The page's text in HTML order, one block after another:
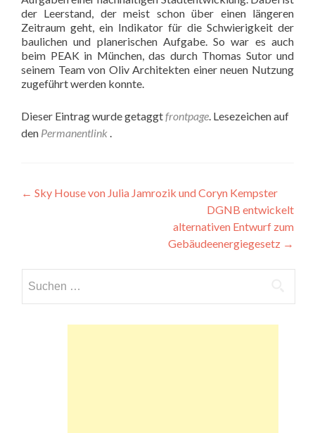
der Leerstand, der meist schon über einen längeren
Zeitraum geht, ein Indikator für die Schwierigkeit der
baulichen und planerischen Aufgabe. So war es auch
beim PEAK in München, das durch Thomas Sutor und
seinem Team von Oliv Architekten einer neuen Nutzung
zugeführt werden konnte.
Dieser Eintrag wurde getaggtfrontpage. Lesezeichen auf
den Permanentlink .
Beitragsnavigation
← Sky House von Julia Jamrozik und Coryn Kempster
DGNB entwickelt
alternativen Entwurf zum
Gebäudeenergiegesetz →
nach: